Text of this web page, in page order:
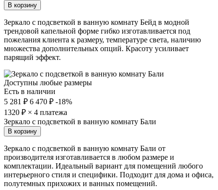
В корзину
Зеркало с подсветкой в ванную комнату Бейд в модной
трендовой капельной форме гибко изготавливается под
пожелания клиента к размеру, температуре света, наличию
множества дополнительных опций. Красоту усиливает
парящий эффект.
Доступны любые размеры
Есть в наличии
5 281 ₽ 6 470 ₽ -18%
1320 ₽ × 4 платежа
Зеркало с подсветкой в ванную комнату Бали
В корзину
Зеркало с подсветкой в ванную комнату Бали от
производителя изготавливается в любом размере и
комплектации. Идеальный вариант для помещений любого
интерьерного стиля и специфики. Подходит для дома и офиса,
полутемных прихожих и ванных помещений.